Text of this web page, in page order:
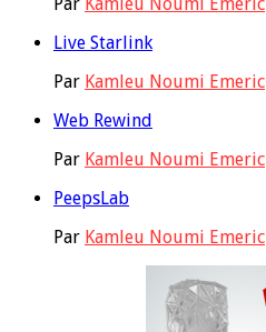
Live Starlink
Par Kamleu Noumi Emeric
Web Rewind
Par Kamleu Noumi Emeric
PeepsLab
Par Kamleu Noumi Emeric